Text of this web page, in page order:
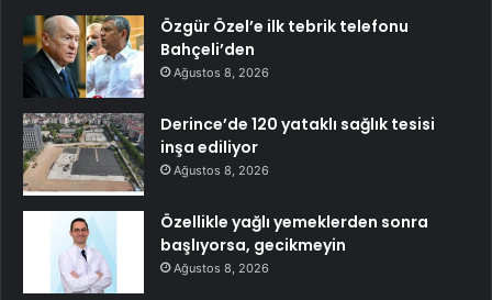
Özgür Özel’e ilk tebrik telefonu
Bahçeli’den
Ağustos 8, 2026
Derince’de 120 yataklı sağlık tesisi
inşa ediliyor
Ağustos 8, 2026
Özellikle yağlı yemeklerden sonra
başlıyorsa, gecikmeyin
Ağustos 8, 2026